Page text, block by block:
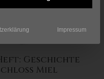
Geschichte
Miel
Impressum